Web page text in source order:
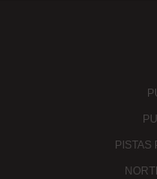
PISTAS